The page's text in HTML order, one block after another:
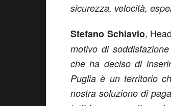
sicurezza, velocità,
Stefano Schiavio,
motivo di
che ha deciso di
Puglia è un territorio
nostra soluzione di